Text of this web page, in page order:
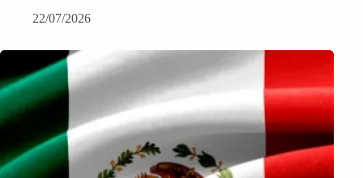
22/07/2026